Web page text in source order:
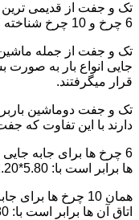
تک و جفت از قدیمی ترین
6 چرخ و 10 چرخ شناخته میشوند.
تک و جفت از جمله
جایی انواع بار به صورت
قرار میگرفتند.
تک و جفت دوماشین
دارند با این تفاوت که جفت 5 تن بیشتر از تک بار حمل
ها برابر است با: 5.80*2.20 متر
اتاق آن ها برابر است با: 6.80*2.25 متر